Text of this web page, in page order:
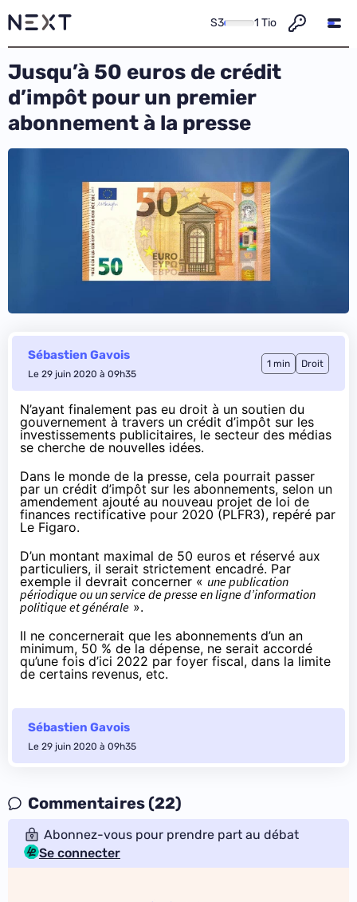
S3 1 Tio
Jusqu’à 50 euros de crédit
d’impôt pour un premier
abonnement à la presse
Sébastien Gavois
Le 29 juin 2020 à 09h35
1 min Droit
N’ayant finalement pas eu droit à un soutien du
gouvernement à travers un crédit d’impôt sur les
investissements publicitaires, le secteur des médias
se cherche de nouvelles idées.
Dans le monde de la presse, cela pourrait passer
par un crédit d’impôt sur les abonnements, selon un
amendement ajouté au nouveau projet de loi de
finances rectificative pour 2020 (PLFR3), repéré par
Le Figaro.
D’un montant maximal de 50 euros et réservé aux
particuliers, il serait strictement encadré. Par
exemple il devrait concerner « une publication
périodique ou un service de presse en ligne d’information
politique et générale ».
Il ne concernerait que les abonnements d’un an
minimum, 50 % de la dépense, ne serait accordé
qu’une fois d’ici 2022 par foyer fiscal, dans la limite
de certains revenus, etc.
Sébastien Gavois
Le 29 juin 2020 à 09h35
Commentaires (22)
Abonnez-vous pour prendre part au débat
Se connecter